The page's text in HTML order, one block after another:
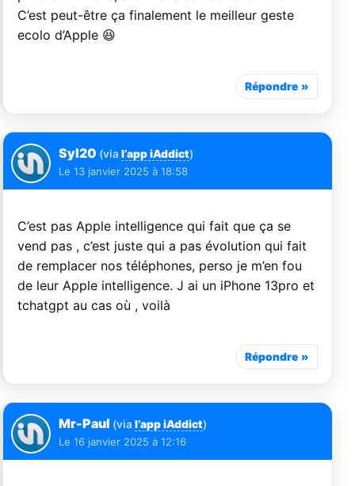
C’est peut-être ça finalement le meilleur geste
ecolo d’Apple 😆
Répondre
Syl20 (via l’app iAddict)
Le 13 janvier 2025 à 18:58
C’est pas Apple intelligence qui fait que ça se
vend pas , c’est juste qui a pas évolution qui fait
de remplacer nos téléphones, perso je m’en fou
de leur Apple intelligence. J ai un iPhone 13pro et
tchatgpt au cas où , voilà
Répondre
Mr-Paul (via l’app iAddict)
Le 16 janvier 2025 à 12:16